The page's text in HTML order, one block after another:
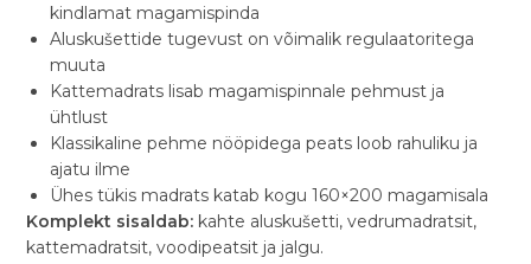
kindlamat magamispinda
Aluskušettide tugevust on võimalik regulaatoritega
muuta
Kattemadrats lisab magamispinnale pehmust ja
ühtlust
Klassikaline pehme nööpidega peats loob rahuliku ja
ajatu ilme
Ühes tükis madrats katab kogu 160×200 magamisala
Komplekt sisaldab: kahte aluskušetti, vedrumadratsit,
kattemadratsit, voodipeatsit ja jalgu.